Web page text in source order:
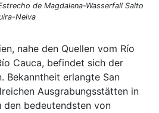
de Magdalena-Wasserfall Salto
Neiva
nahe den Quellen vom Río
Cauca, befindet sich der
Bekanntheit erlangte San
Ausgrabungsstätten in
bedeutendsten von